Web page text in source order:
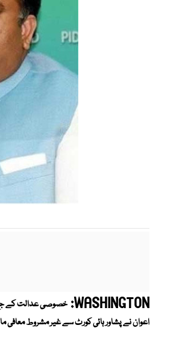
WASHINGTON: خصوصی عدالت کے جج
اعوان نے پشاور ہائی کورٹ سے غیر مشروط معافی